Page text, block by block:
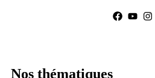
Nos thématiques